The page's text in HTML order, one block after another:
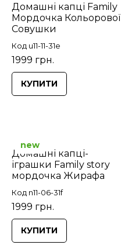
Домашні капці Family
Мордочка Кольорової
Совушки
Код u11-11-31e
1999 грн.
КУПИТИ
Домашні капці-
іграшки Family story
мордочка Жирафа
Код n11-06-31f
1999 грн.
new
КУПИТИ